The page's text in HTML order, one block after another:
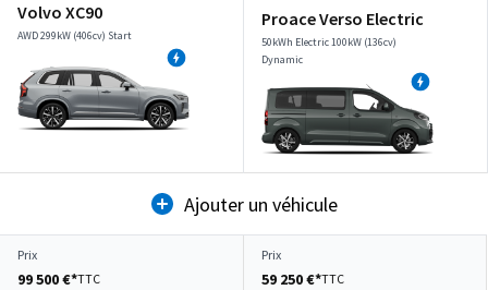
Volvo XC90
AWD 299kW (406cv) Start
Proace Verso Electric
50kWh Electric 100kW (136cv)
Dynamic
Ajouter un véhicule
Prix
99 500 €*TTC
Prix
59 250 €*TTC